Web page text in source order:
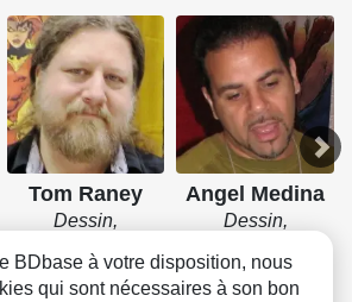
Tom Raney
Dessin,
Angel Medina
Dessin,
BDbase à votre disposition, nous
qui sont nécessaires à son bon